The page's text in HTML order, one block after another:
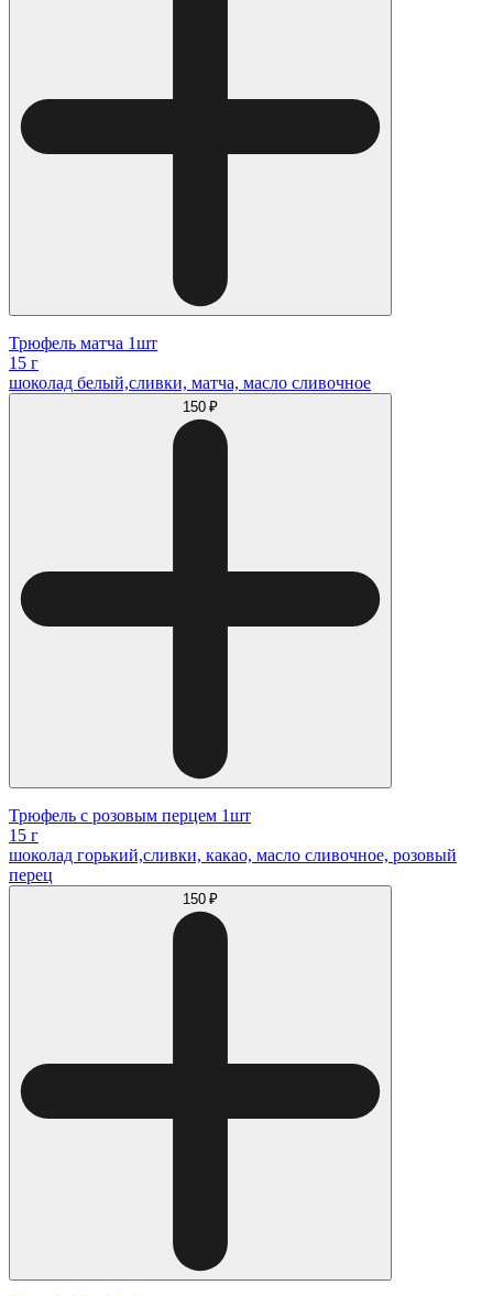
Трюфель матча 1шт
15 г
шоколад белый,сливки, матча, масло сливочное
150 ₽
Трюфель с розовым перцем 1шт
15 г
шоколад горький,сливки, какао, масло сливочное, розовый
перец
150 ₽